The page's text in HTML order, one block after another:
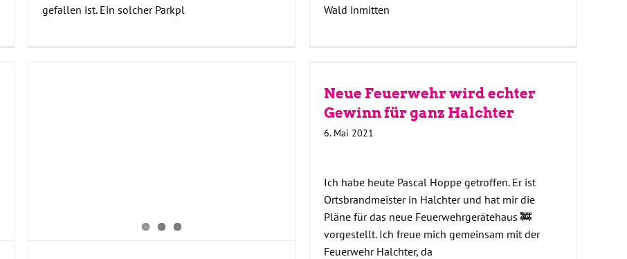
gefallen ist. Ein solcher Parkpl
Wald inmitten
Neue Feuerwehr wird echter
Gewinn für ganz Halchter
6. Mai 2021
Ich habe heute Pascal Hoppe getroffen. Er ist
Ortsbrandmeister in Halchter und hat mir die
Pläne für das neue Feuerwehrgerätehaus 🚒
vorgestellt. Ich freue mich gemeinsam mit der
Feuerwehr Halchter, da